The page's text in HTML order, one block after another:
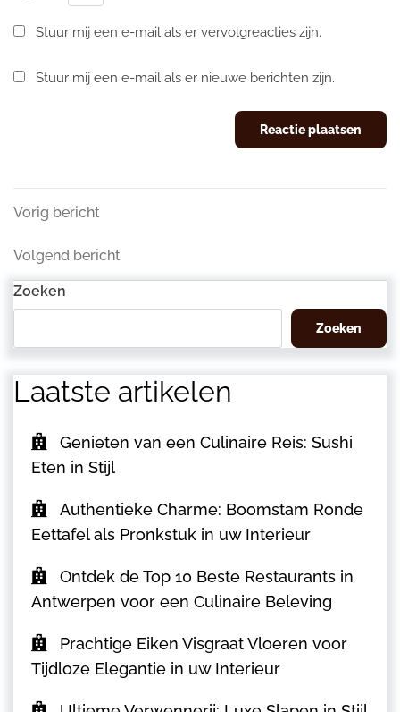
Stuur mij een e-mail als er vervolgreacties zijn.
Stuur mij een e-mail als er nieuwe berichten zijn.
Berichtnavigatie
Vorig
Vorig bericht
Volgend
bericht
Volgend bericht
Zoeken
Zoeken
Laatste artikelen
Genieten van een Culinaire Reis: Sushi
Eten in Stijl
Authentieke Charme: Boomstam Ronde
Eettafel als Pronkstuk in uw Interieur
Ontdek de Top 10 Beste Restaurants in
Antwerpen voor een Culinaire Beleving
Prachtige Eiken Visgraat Vloeren voor
Tijdloze Elegantie in uw Interieur